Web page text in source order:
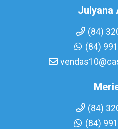
Julyana
(84)
(84)
(84)
(84)